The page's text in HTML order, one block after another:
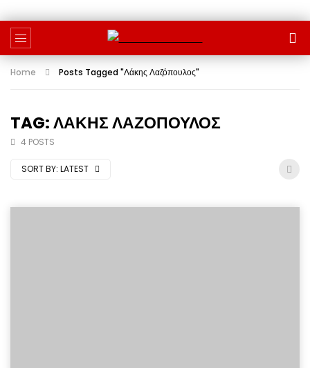
Home Posts Tagged "Λάκης Λαζόπουλος"
TAG: ΛΆΚΗΣ ΛΑΖΌΠΟΥΛΟΣ
4 POSTS
SORT BY: LATEST